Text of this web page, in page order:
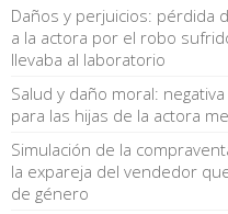
Daños y perjuicios: pérdida
a la actora por el robo
llevaba al laboratorio
Salud y daño moral:
para las hijas de la actora
Simulación de la
la expareja del vendedor
de género